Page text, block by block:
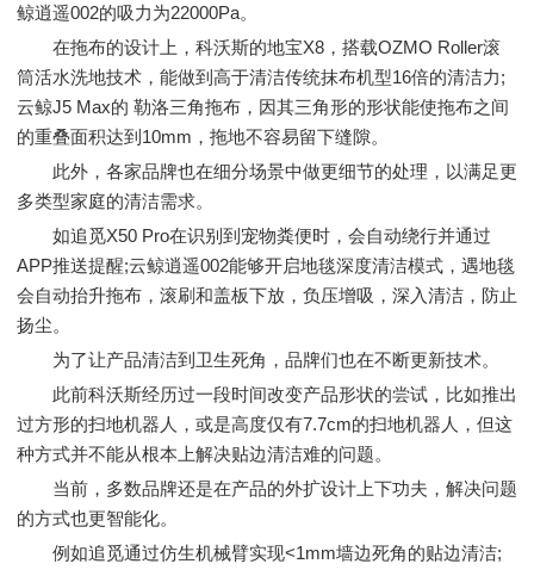
鲸逍遥002的吸力为22000Pa。
在拖布的设计上，科沃斯的地宝X8，搭载OZMO Roller滚
筒活水洗地技术，能做到高于清洁传统抹布机型16倍的清洁力;
云鲸J5 Max的 勒洛三角拖布，因其三角形的形状能使拖布之间
的重叠面积达到10mm，拖地不容易留下缝隙。
此外，各家品牌也在细分场景中做更细节的处理，以满足更
多类型家庭的清洁需求。
如追觅X50 Pro在识别到宠物粪便时，会自动绕行并通过
APP推送提醒;云鲸逍遥002能够开启地毯深度清洁模式，遇地毯
会自动抬升拖布，滚刷和盖板下放，负压增吸，深入清洁，防止
扬尘。
为了让产品清洁到卫生死角，品牌们也在不断更新技术。
此前科沃斯经历过一段时间改变产品形状的尝试，比如推出
过方形的扫地机器人，或是高度仅有7.7cm的扫地机器人，但这
种方式并不能从根本上解决贴边清洁难的问题。
当前，多数品牌还是在产品的外扩设计上下功夫，解决问题
的方式也更智能化。
例如追觅通过仿生机械臂实现<1mm墙边死角的贴边清洁;